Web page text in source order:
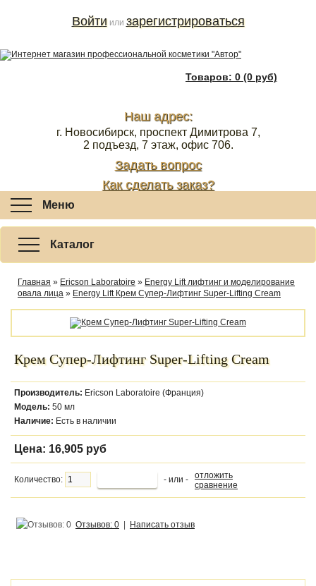
Товаров: 0 (0 руб)
Наш адрес:
г. Новосибирск, проспект Димитрова 7,
2 подъезд, 7 этаж, офис 706.
Задать вопрос
Как сделать заказ?
Войти или зарегистрироваться
Меню
Каталог
Главная » Ericson Laboratoire » Energy Lift лифтинг и моделирование
овала лица » Energy Lift Крем Супер-Лифтинг Super-Lifting Cream
Крем Супер-Лифтинг Super-Lifting Cream
Производитель: Ericson Laboratoire (Франция)
Модель: 50 мл
Наличие: Есть в наличии
Цена: 16,905 руб
Количество: - или -
отложить
сравнение
Отзывов: 0 Написать отзыв